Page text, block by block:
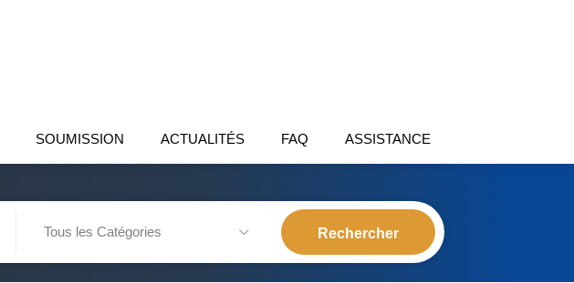
SOUMISSION ACTUALITÉS FAQ ASSISTANCE
Tous les Catégories